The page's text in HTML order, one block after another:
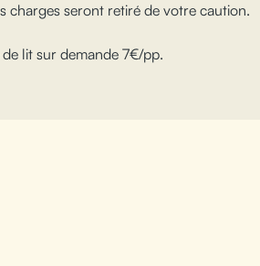
charges seront retiré de votre caution.
de lit sur demande 7€/pp.